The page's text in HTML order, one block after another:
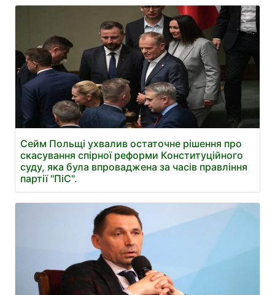
Сейм Польщі ухвалив остаточне рішення про
скасування спірної реформи Конституційного
суду, яка була впроваджена за часів правління
партії "ПіС".